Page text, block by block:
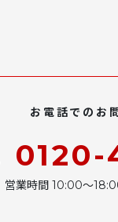
お電話でのお
営業時間 10:00〜